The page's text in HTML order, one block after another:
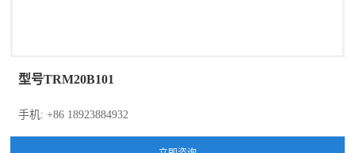
型号TRM20B101
手机: +86 18923884932